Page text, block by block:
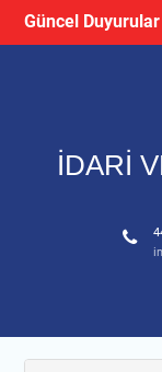
SkipGüncel Duyurular
İDARİ